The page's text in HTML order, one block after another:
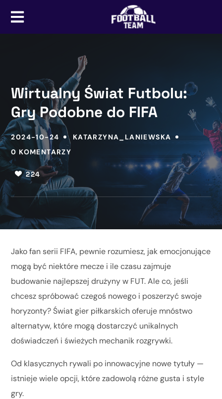
Wirtualny Świat Futbolu:
Gry Podobne do FIFA
2024-10-24
KATARZYNA_LANIEWSKA
0 KOMENTARZY
224
Jako fan serii FIFA, pewnie rozumiesz, jak emocjonujące
mogą być niektóre mecze i ile czasu zajmuje
budowanie najlepszej drużyny w FUT. Ale co, jeśli
chcesz spróbować czegoś nowego i poszerzyć swoje
horyzonty? Świat gier piłkarskich oferuje mnóstwo
alternatyw, które mogą dostarczyć unikalnych
doświadczeń i świeżych mechanik rozgrywki.
Od klasycznych rywali po innowacyjne nowe tytuły —
istnieje wiele opcji, które zadowolą różne gusta i style
gry.